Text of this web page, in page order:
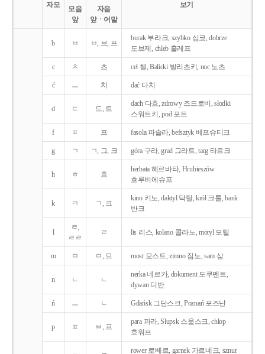
자모
보기
모음
앞
자음
앞ㆍ어말
b ㅂ ㅂ, 브, 프
burak 부라크, szybko 십코, dobrze
도브제, chleb 흘레프
c ㅊ 츠 cel 첼, Balicki 발리츠키, noc 노츠
ć ㅡ 치 dać 다치
d ㄷ 드, 트
dach 다흐, zdrowy 즈드로비, słodki
스워트키, pod 포트
f ㅍ 프 fasola 파솔라, befsztyk 베프슈티크
g ㄱ ㄱ, 그, 크 góra 구라, grad 그라트, targ 타르크
h ㅎ 흐
herbata 헤르바타, Hrubieszów
흐루비에슈프
k ㅋ ㄱ, 크
kino 키노, daktyl 닥틸, król 크룰, bank
반크
l
ㄹ,
ㄹㄹ
ㄹ lis 리스, kolano 콜라노, motyl 모틸
m ㅁ ㅁ, 므 most 모스트, zimno 짐노, sam 삼
n ㄴ ㄴ
nerka 네르카, dokument 도쿠멘트,
dywan 디반
ń ㅡ ㄴ Gdańsk 그단스크, Poznań 포즈난
p ㅍ ㅂ, 프
para 파라, Słupsk 스웁스크, chłop
흐워프
rower 로베르, garnek 가르네크, sznur